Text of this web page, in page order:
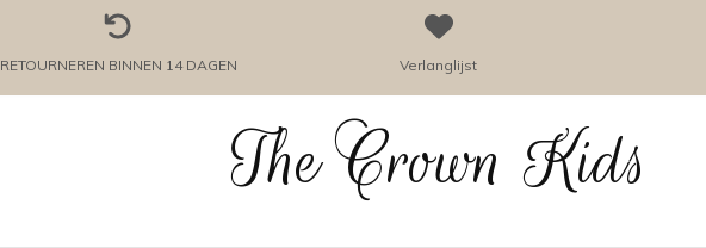
The Crown Kids
RETOURNEREN BINNEN 14 DAGEN Verlanglijst